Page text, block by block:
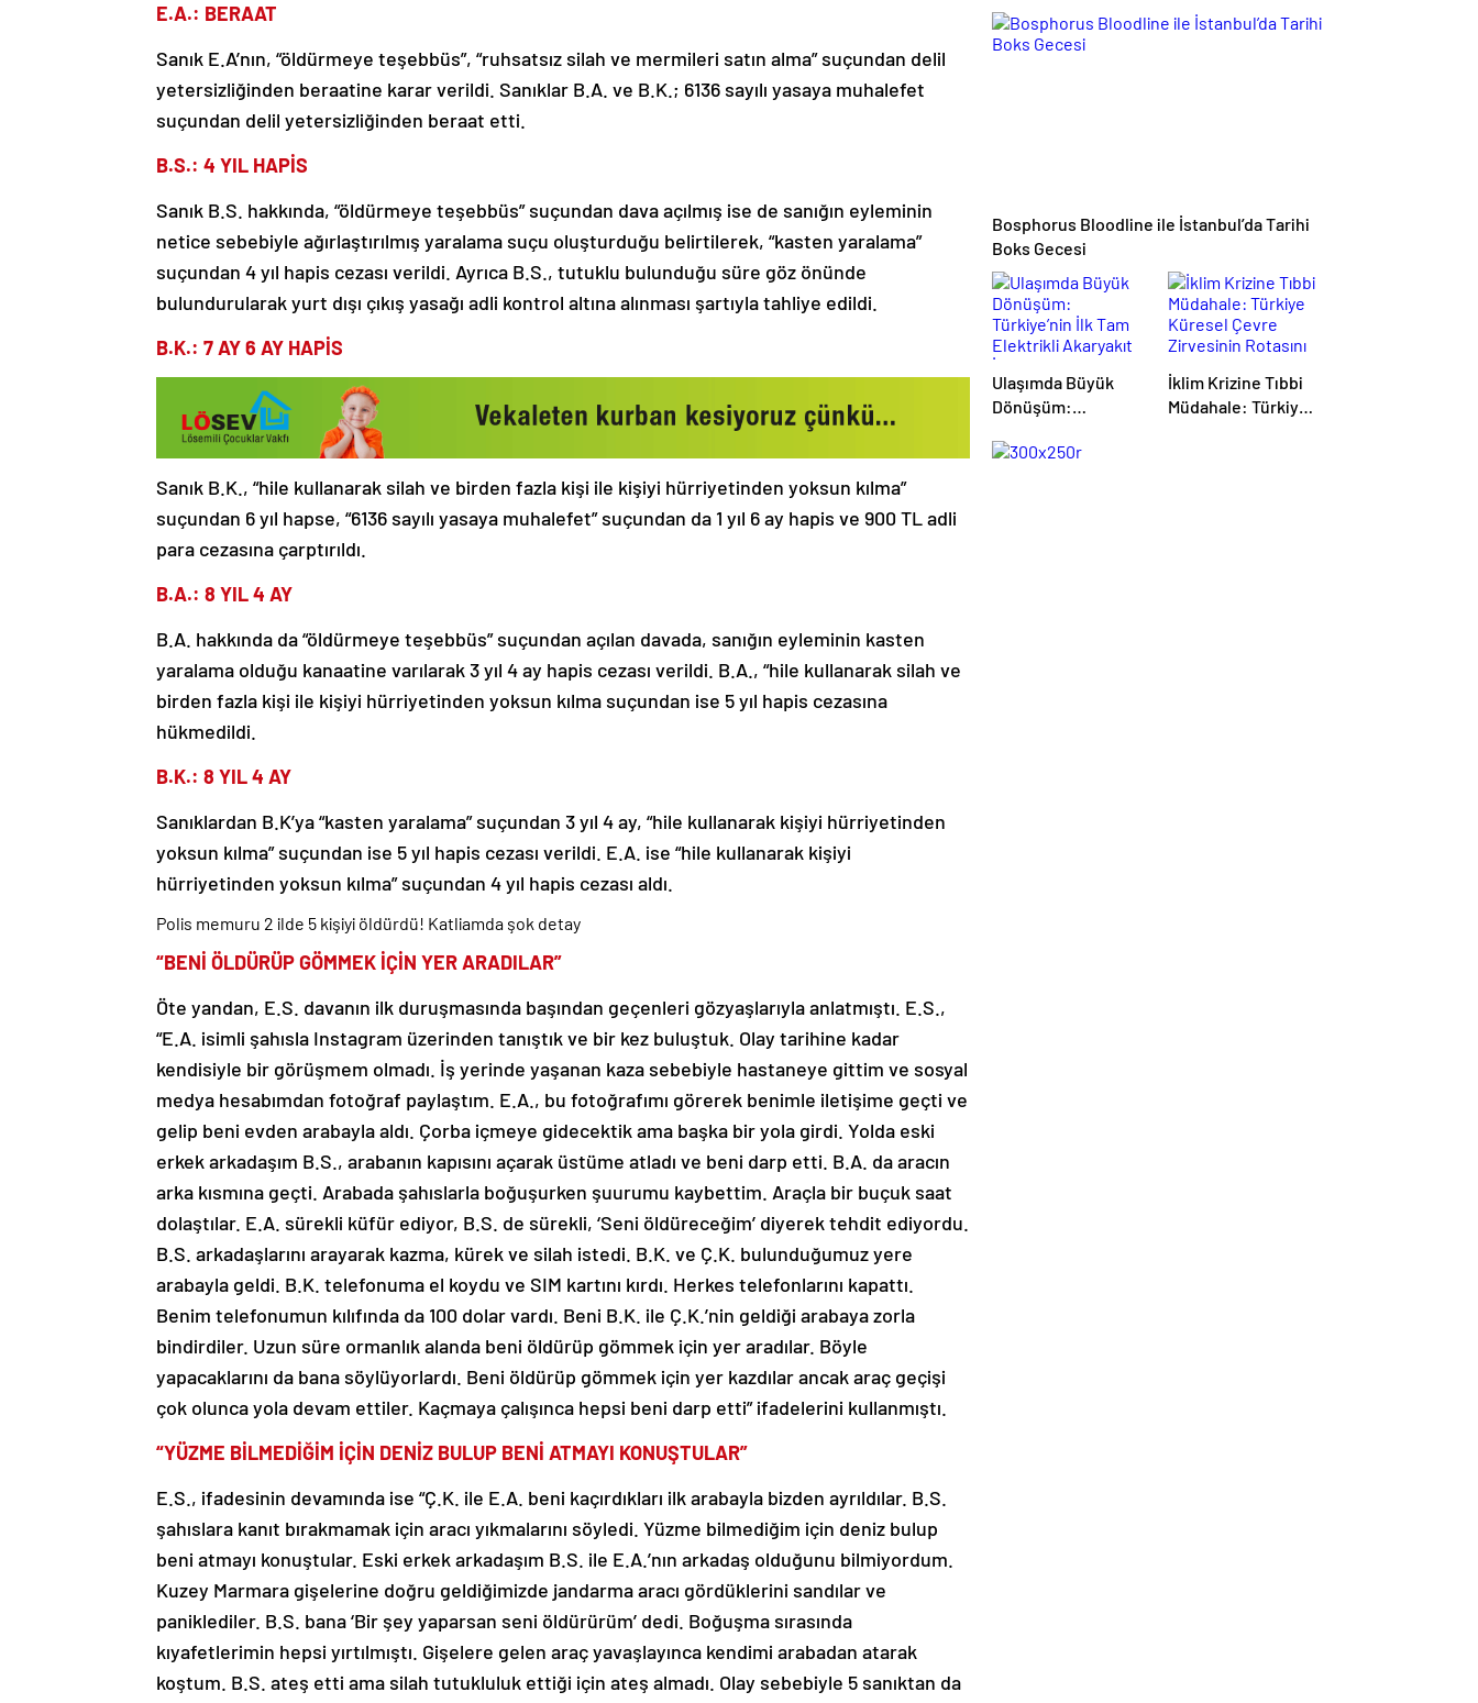
E.A.: BERAAT
Sanık E.A’nın, “öldürmeye teşebbüs”, “ruhsatsız silah ve mermileri satın alma” suçundan delil
yetersizliğinden beraatine karar verildi. Sanıklar B.A. ve B.K.; 6136 sayılı yasaya muhalefet
suçundan delil yetersizliğinden beraat etti.
B.S.: 4 YIL HAPİS
Sanık B.S. hakkında, “öldürmeye teşebbüs” suçundan dava açılmış ise de sanığın eyleminin
netice sebebiyle ağırlaştırılmış yaralama suçu oluşturduğu belirtilerek, “kasten yaralama”
suçundan 4 yıl hapis cezası verildi. Ayrıca B.S., tutuklu bulunduğu süre göz önünde
bulundurularak yurt dışı çıkış yasağı adli kontrol altına alınması şartıyla tahliye edildi.
B.K.: 7 AY 6 AY HAPİS
Sanık B.K., “hile kullanarak silah ve birden fazla kişi ile kişiyi hürriyetinden yoksun kılma”
suçundan 6 yıl hapse, “6136 sayılı yasaya muhalefet” suçundan da 1 yıl 6 ay hapis ve 900 TL adli
para cezasına çarptırıldı.
B.A.: 8 YIL 4 AY
B.A. hakkında da “öldürmeye teşebbüs” suçundan açılan davada, sanığın eyleminin kasten
yaralama olduğu kanaatine varılarak 3 yıl 4 ay hapis cezası verildi. B.A., “hile kullanarak silah ve
birden fazla kişi ile kişiyi hürriyetinden yoksun kılma suçundan ise 5 yıl hapis cezasına
hükmedildi.
B.K.: 8 YIL 4 AY
Sanıklardan B.K’ya “kasten yaralama” suçundan 3 yıl 4 ay, “hile kullanarak kişiyi hürriyetinden
yoksun kılma” suçundan ise 5 yıl hapis cezası verildi. E.A. ise “hile kullanarak kişiyi
hürriyetinden yoksun kılma” suçundan 4 yıl hapis cezası aldı.
Polis memuru 2 ilde 5 kişiyi öldürdü! Katliamda şok detay
“BENİ ÖLDÜRÜP GÖMMEK İÇİN YER ARADILAR”
Öte yandan, E.S. davanın ilk duruşmasında başından geçenleri gözyaşlarıyla anlatmıştı. E.S.,
“E.A. isimli şahısla Instagram üzerinden tanıştık ve bir kez buluştuk. Olay tarihine kadar
kendisiyle bir görüşmem olmadı. İş yerinde yaşanan kaza sebebiyle hastaneye gittim ve sosyal
medya hesabımdan fotoğraf paylaştım. E.A., bu fotoğrafımı görerek benimle iletişime geçti ve
gelip beni evden arabayla aldı. Çorba içmeye gidecektik ama başka bir yola girdi. Yolda eski
erkek arkadaşım B.S., arabanın kapısını açarak üstüme atladı ve beni darp etti. B.A. da aracın
arka kısmına geçti. Arabada şahıslarla boğuşurken şuurumu kaybettim. Araçla bir buçuk saat
dolaştılar. E.A. sürekli küfür ediyor, B.S. de sürekli, ‘Seni öldüreceğim’ diyerek tehdit ediyordu.
B.S. arkadaşlarını arayarak kazma, kürek ve silah istedi. B.K. ve Ç.K. bulunduğumuz yere
arabayla geldi. B.K. telefonuma el koydu ve SIM kartını kırdı. Herkes telefonlarını kapattı.
Benim telefonumun kılıfında da 100 dolar vardı. Beni B.K. ile Ç.K.’nin geldiği arabaya zorla
bindirdiler. Uzun süre ormanlık alanda beni öldürüp gömmek için yer aradılar. Böyle
yapacaklarını da bana söylüyorlardı. Beni öldürüp gömmek için yer kazdılar ancak araç geçişi
çok olunca yola devam ettiler. Kaçmaya çalışınca hepsi beni darp etti” ifadelerini kullanmıştı.
“YÜZME BİLMEDİĞİM İÇİN DENİZ BULUP BENİ ATMAYI KONUŞTULAR”
E.S., ifadesinin devamında ise “Ç.K. ile E.A. beni kaçırdıkları ilk arabayla bizden ayrıldılar. B.S.
şahıslara kanıt bırakmamak için aracı yıkmalarını söyledi. Yüzme bilmediğim için deniz bulup
beni atmayı konuştular. Eski erkek arkadaşım B.S. ile E.A.’nın arkadaş olduğunu bilmiyordum.
Kuzey Marmara gişelerine doğru geldiğimizde jandarma aracı gördüklerini sandılar ve
paniklediler. B.S. bana ‘Bir şey yaparsan seni öldürürüm’ dedi. Boğuşma sırasında
kıyafetlerimin hepsi yırtılmıştı. Gişelere gelen araç yavaşlayınca kendimi arabadan atarak
koştum. B.S. ateş etti ama silah tutukluluk ettiği için ateş almadı. Olay sebebiyle 5 sanıktan da
Dünyasında Neler
Değişiyor?
Vergilendirme
Devrimi: Çekiş
Bosphorus Bloodline ile İstanbul’da Tarihi
Boks Gecesi
Ulaşımda Büyük
Dönüşüm:
Elektrikli Akaryakıt
İklim Krizine Tıbbi
Müdahale: Türkiye